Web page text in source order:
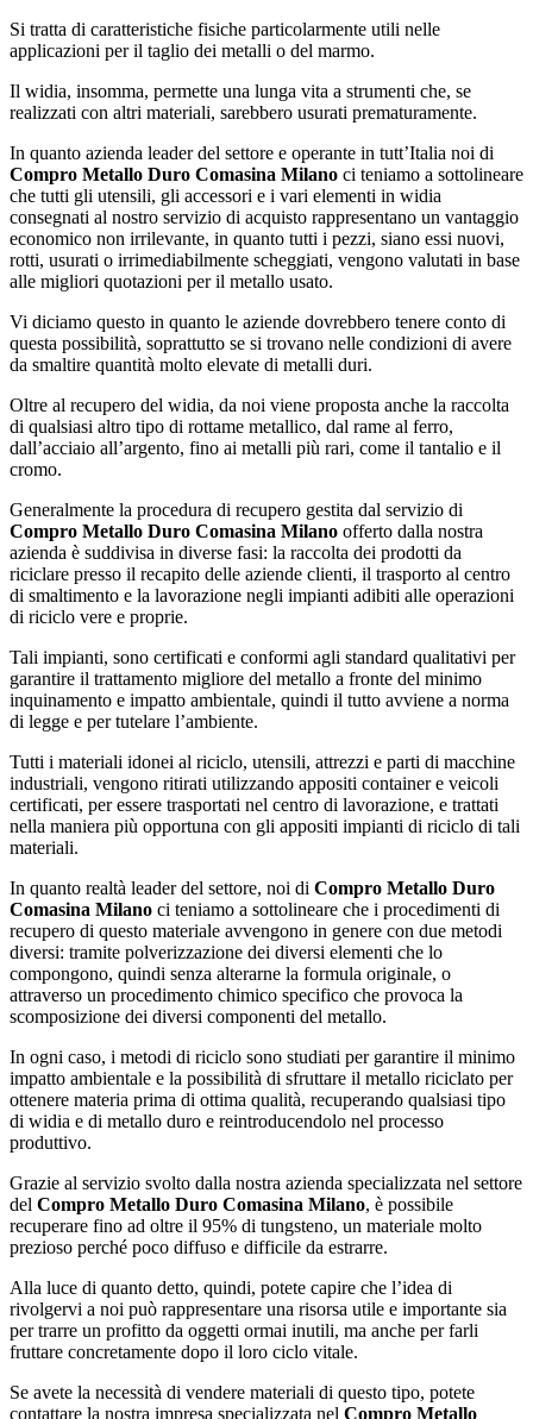
Si tratta di caratteristiche fisiche particolarmente utili nelle
applicazioni per il taglio dei metalli o del marmo.
Il widia, insomma, permette una lunga vita a strumenti che, se
realizzati con altri materiali, sarebbero usurati prematuramente.
In quanto azienda leader del settore e operante in tutt’Italia noi di
Compro Metallo Duro Comasina Milano ci teniamo a sottolineare
che tutti gli utensili, gli accessori e i vari elementi in widia
consegnati al nostro servizio di acquisto rappresentano un vantaggio
economico non irrilevante, in quanto tutti i pezzi, siano essi nuovi,
rotti, usurati o irrimediabilmente scheggiati, vengono valutati in base
alle migliori quotazioni per il metallo usato.
Vi diciamo questo in quanto le aziende dovrebbero tenere conto di
questa possibilità, soprattutto se si trovano nelle condizioni di avere
da smaltire quantità molto elevate di metalli duri.
Oltre al recupero del widia, da noi viene proposta anche la raccolta
di qualsiasi altro tipo di rottame metallico, dal rame al ferro,
dall’acciaio all’argento, fino ai metalli più rari, come il tantalio e il
cromo.
Generalmente la procedura di recupero gestita dal servizio di
Compro Metallo Duro Comasina Milano offerto dalla nostra
azienda è suddivisa in diverse fasi: la raccolta dei prodotti da
riciclare presso il recapito delle aziende clienti, il trasporto al centro
di smaltimento e la lavorazione negli impianti adibiti alle operazioni
di riciclo vere e proprie.
Tali impianti, sono certificati e conformi agli standard qualitativi per
garantire il trattamento migliore del metallo a fronte del minimo
inquinamento e impatto ambientale, quindi il tutto avviene a norma
di legge e per tutelare l’ambiente.
Tutti i materiali idonei al riciclo, utensili, attrezzi e parti di macchine
industriali, vengono ritirati utilizzando appositi container e veicoli
certificati, per essere trasportati nel centro di lavorazione, e trattati
nella maniera più opportuna con gli appositi impianti di riciclo di tali
materiali.
In quanto realtà leader del settore, noi di Compro Metallo Duro
Comasina Milano ci teniamo a sottolineare che i procedimenti di
recupero di questo materiale avvengono in genere con due metodi
diversi: tramite polverizzazione dei diversi elementi che lo
compongono, quindi senza alterarne la formula originale, o
attraverso un procedimento chimico specifico che provoca la
scomposizione dei diversi componenti del metallo.
In ogni caso, i metodi di riciclo sono studiati per garantire il minimo
impatto ambientale e la possibilità di sfruttare il metallo riciclato per
ottenere materia prima di ottima qualità, recuperando qualsiasi tipo
di widia e di metallo duro e reintroducendolo nel processo
produttivo.
Grazie al servizio svolto dalla nostra azienda specializzata nel settore
del Compro Metallo Duro Comasina Milano, è possibile
recuperare fino ad oltre il 95% di tungsteno, un materiale molto
prezioso perché poco diffuso e difficile da estrarre.
Alla luce di quanto detto, quindi, potete capire che l’idea di
rivolgervi a noi può rappresentare una risorsa utile e importante sia
per trarre un profitto da oggetti ormai inutili, ma anche per farli
fruttare concretamente dopo il loro ciclo vitale.
Se avete la necessità di vendere materiali di questo tipo, potete
contattare la nostra impresa specializzata nel Compro Metallo